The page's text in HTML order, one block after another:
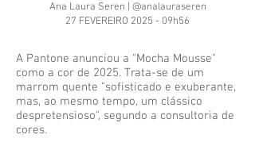
Ana Laura Seren | @analauraseren
27 FEVEREIRO 2025 - 09h56
A Pantone anunciou a "Mocha Mousse"
como a cor de 2025. Trata-se de um
marrom quente "sofisticado e exuberante,
mas, ao mesmo tempo, um clássico
despretensioso", segundo a consultoria de
cores.